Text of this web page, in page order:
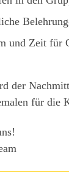
und Zeit für
der
für die